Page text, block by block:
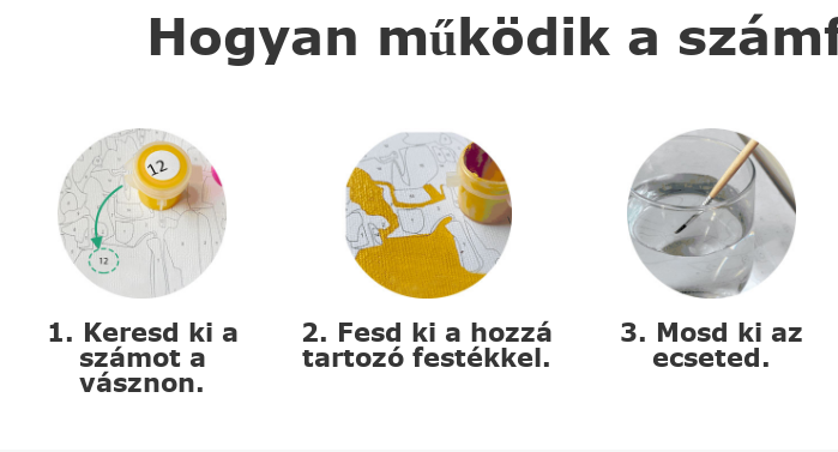
Hogyan működik a
1. Keresd ki a
számot a
vásznon.
2. Fesd ki a hozzá
tartozó festékkel.
3. Mosd ki az
ecseted.